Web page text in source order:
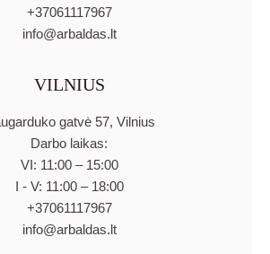
+37061117967
info@arbaldas.lt
VILNIUS
gatvė 57, Vilnius
Darbo laikas:
VI: 11:00 – 15:00
I - V: 11:00 – 18:00
+37061117967
info@arbaldas.lt